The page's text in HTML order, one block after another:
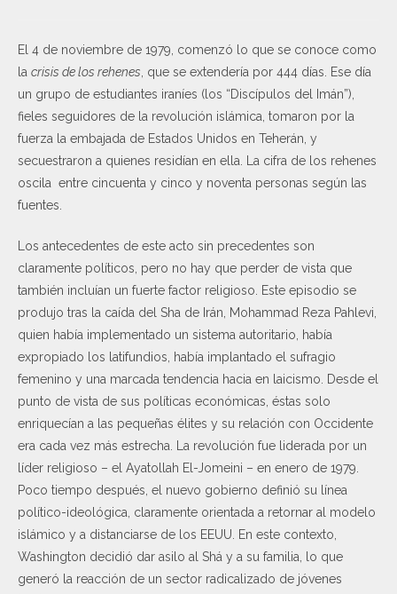
El 4 de noviembre de 1979, comenzó lo que se conoce como
la crisis de los rehenes , que se extendería por 444 días. Ese día
un grupo de estudiantes iraníes (los “Discípulos del Imán”),
fieles seguidores de la revolución islámica, tomaron por la
fuerza la embajada de Estados Unidos en Teherán, y
secuestraron a quienes residían en ella. La cifra de los rehenes
oscila entre cincuenta y cinco y noventa personas según las
fuentes.
Los antecedentes de este acto sin precedentes son
claramente políticos, pero no hay que perder de vista que
también incluían un fuerte factor religioso. Este episodio se
produjo tras la caída del Sha de Irán, Mohammad Reza Pahlevi,
quien había implementado un sistema autoritario, había
expropiado los latifundios, había implantado el sufragio
femenino y una marcada tendencia hacia en laicismo. Desde el
punto de vista de sus políticas económicas, éstas solo
enriquecían a las pequeñas élites y su relación con Occidente
era cada vez más estrecha. La revolución fue liderada por un
líder religioso – el Ayatollah El-Jomeini – en enero de 1979.
Poco tiempo después, el nuevo gobierno definió su línea
político-ideológica, claramente orientada a retornar al modelo
islámico y a distanciarse de los EEUU. En este contexto,
Washington decidió dar asilo al Shá y a su familia, lo que
generó la reacción de un sector radicalizado de jóvenes